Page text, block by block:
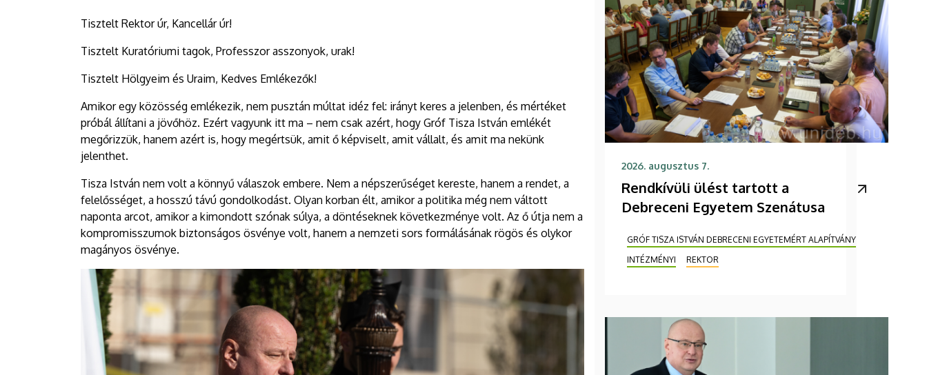
Tisztelt Rektor úr, Kancellár úr!
Tisztelt Kuratóriumi tagok, Professzor asszonyok, urak!
Tisztelt Hölgyeim és Uraim, Kedves Emlékezők!
Amikor egy közösség emlékezik, nem pusztán múltat idéz fel: irányt keres a jelenben, és mértéket
próbál állítani a jövőhöz. Ezért vagyunk itt ma – nem csak azért, hogy Gróf Tisza István emlékét
megőrizzük, hanem azért is, hogy megértsük, amit ő képviselt, amit vállalt, és amit ma nekünk
jelenthet.
Tisza István nem volt a könnyű válaszok embere. Nem a népszerűséget kereste, hanem a rendet, a
felelősséget, a hosszú távú gondolkodást. Olyan korban élt, amikor a politika még nem váltott
naponta arcot, amikor a kimondott szónak súlya, a döntéseknek következménye volt. Az ő útja nem a
kompromisszumok biztonságos ösvénye volt, hanem a nemzeti sors formálásának rögös és olykor
magányos ösvénye.
2026. augusztus 7.
Rendkívüli ülést tartott a
Debreceni Egyetem Szenátusa
GRÓF TISZA ISTVÁN DEBRECENI EGYETEMÉRT ALAPÍTVÁNY
INTÉZMÉNYI
REKTOR